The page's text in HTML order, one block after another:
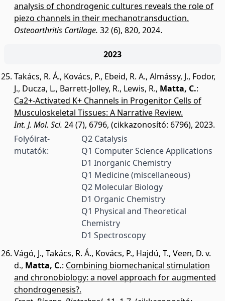
analysis of chondrogenic cultures reveals the role of
piezo channels in their mechanotransduction.
Osteoarthritis Cartilage. 32 (6), 820, 2024.
2023
Takács, R. Á., Kovács, P., Ebeid, R. A., Almássy, J., Fodor,
J., Ducza, L., Barrett-Jolley, R., Lewis, R., Matta, C.:
Ca2+-Activated K+ Channels in Progenitor Cells of
Musculoskeletal Tissues: A Narrative Review.
Int. J. Mol. Sci. 24 (7), 6796, (cikkazonosító: 6796), 2023.
Folyóirat-
mutatók:
Q2 Catalysis
Q1 Computer Science Applications
D1 Inorganic Chemistry
Q1 Medicine (miscellaneous)
Q2 Molecular Biology
D1 Organic Chemistry
Q1 Physical and Theoretical
Chemistry
D1 Spectroscopy
Vágó, J., Takács, R. Á., Kovács, P., Hajdú, T., Veen, D. v.
d., Matta, C.: Combining biomechanical stimulation
and chronobiology: a novel approach for augmented
chondrogenesis?.